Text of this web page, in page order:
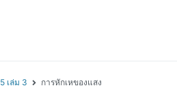
เล่ม 3 การหักเหของแสง